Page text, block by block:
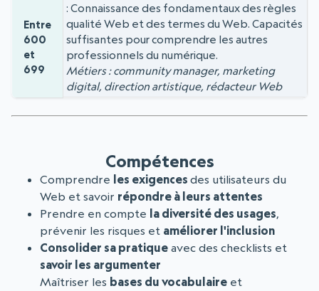
Entre
600
et
699
Connaissance des fondamentaux des règles
qualité Web et des termes du Web. Capacités
suffisantes pour comprendre les autres
professionnels du numérique.
Métiers : community manager, marketing
digital, direction artistique, rédacteur Web
Compétences
Comprendre les exigences des utilisateurs du
Web et savoir répondre à leurs attentes
Prendre en compte la diversité des usages,
prévenir les risques et améliorer l'inclusion
Consolider sa pratique avec des checklists et
savoir les argumenter
Maîtriser les bases du vocabulaire et